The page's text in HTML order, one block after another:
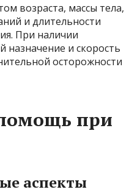
возраста, массы тела,
и длительности
При наличии
назначение и скорость
осторожности
при
аспекты